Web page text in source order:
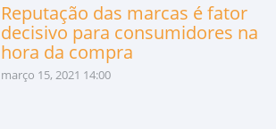
Reputação das marcas é fator
decisivo para consumidores na
hora da compra
março 15, 2021 14:00